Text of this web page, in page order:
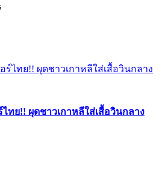
ทย!! ผุดชาวเกาหลีใส่เสื้อวินกลาง